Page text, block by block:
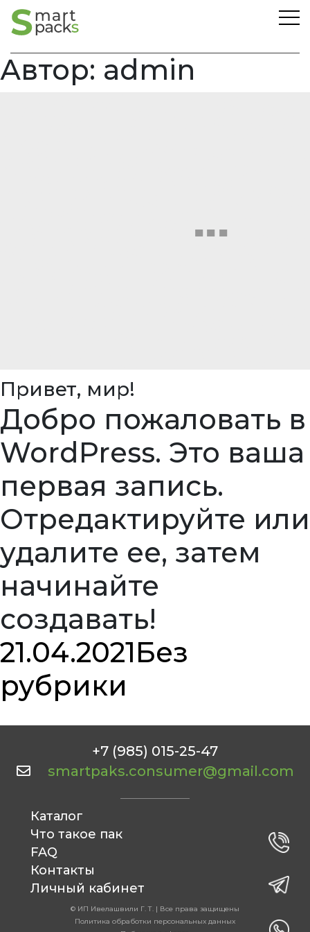
Автор: admin
Привет, мир!
Добро пожаловать в
WordPress. Это ваша
первая запись.
Отредактируйте или
удалите ее, затем
начинайте
создавать!
21.04.2021Без
рубрики
+7 (985) 015-25-47
smartpaks.consumer@gmail.com
Каталог
Что такое пак
FAQ
Контакты
Личный кабинет
© ИП Ивелашвили Г. Т. | Все права защищены
Политика обработки персональных данных